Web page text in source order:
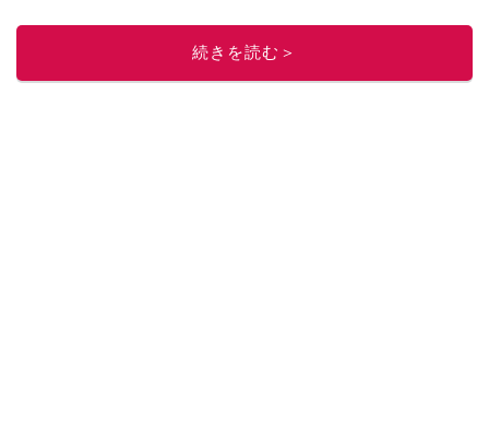
このイチオシストの他の記事を読む
続きを読む＞